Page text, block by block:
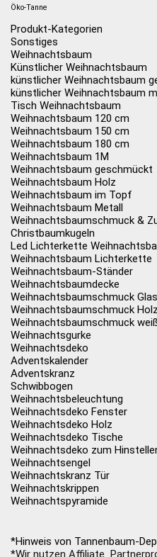
Öko-Tanne
Produkt-Kategorien
Sonstiges
Weihnachtsbaum
Künstlicher Weihnachtsbaum
künstlicher Weihnachtsbaum
künstlicher Weihnachtsbaum
Tisch Weihnachtsbaum
Weihnachtsbaum 120 cm
Weihnachtsbaum 150 cm
Weihnachtsbaum 180 cm
Weihnachtsbaum 1M
Weihnachtsbaum geschmückt
Weihnachtsbaum Holz
Weihnachtsbaum im Topf
Weihnachtsbaum Metall
Weihnachtsbaumschmuck &
Christbaumkugeln
Led Lichterkette
Weihnachtsbaum Lichterkette
Weihnachtsbaum-Ständer
Weihnachtsbaumdecke
Weihnachtsbaumschmuck Glas
Weihnachtsbaumschmuck Holz
Weihnachtsbaumschmuck
Weihnachtsgurke
Weihnachtsdeko
Adventskalender
Adventskranz
Schwibbogen
Weihnachtsbeleuchtung
Weihnachtsdeko Fenster
Weihnachtsdeko Holz
Weihnachtsdeko Tische
Weihnachtsdeko zum
Weihnachtsengel
Weihnachtskranz Tür
Weihnachtskrippen
Weihnachtspyramide
*Hinweis von Tannenbaum-
*Wir nutzen Affiliate